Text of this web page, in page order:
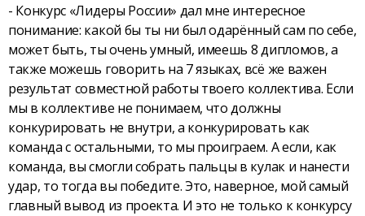
- Конкурс «Лидеры России» дал мне интересное
понимание: какой бы ты ни был одарённый сам по себе,
может быть, ты очень умный, имеешь 8 дипломов, а
также можешь говорить на 7 языках, всё же важен
результат совместной работы твоего коллектива. Если
мы в коллективе не понимаем, что должны
конкурировать не внутри, а конкурировать как
команда с остальными, то мы проиграем. А если, как
команда, вы смогли собрать пальцы в кулак и нанести
удар, то тогда вы победите. Это, наверное, мой самый
главный вывод из проекта. И это не только к конкурсу